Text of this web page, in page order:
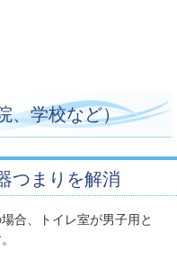
、学校など）
つまりを解消
合、トイレ室が男子用と